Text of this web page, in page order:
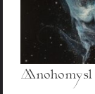
Mnohomysl